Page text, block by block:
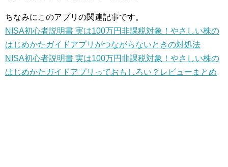
ちなみにこのアプリの関連記事です。
NISA初心者説明書 実は100万円非課税対象！やさしい株の
はじめかたガイドアプリがつながらないときの対処法
NISA初心者説明書 実は100万円非課税対象！やさしい株の
はじめかたガイドアプリっておもしろい？レビューまとめ